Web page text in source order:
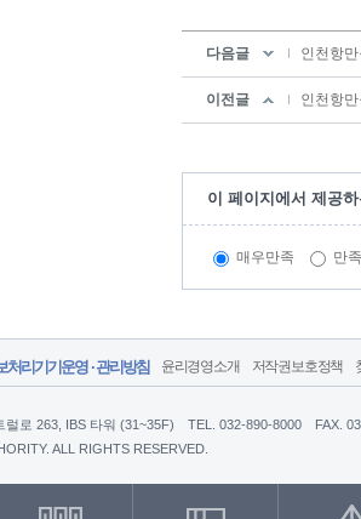
다음글 인천항
이전글 인천항
이 페이지에서 제공
매우만족 만족
처리기기운영 · 관리방침 윤리경영소개 저작권보호정책
로 263, IBS 타워 (31~35F) TEL. 032-890-8000
FAX.
ALL RIGHTS RESERVED.